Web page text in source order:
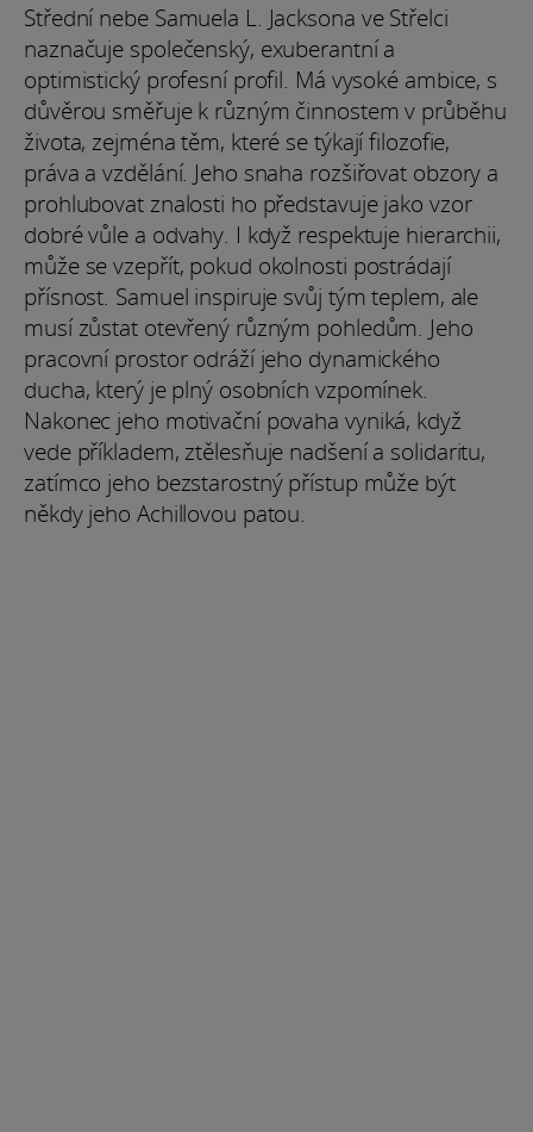
Střední nebe Samuela L. Jacksona ve Střelci
naznačuje společenský, exuberantní a
optimistický profesní profil. Má vysoké ambice, s
důvěrou směřuje k různým činnostem v průběhu
života, zejména těm, které se týkají filozofie,
práva a vzdělání. Jeho snaha rozšiřovat obzory a
prohlubovat znalosti ho představuje jako vzor
dobré vůle a odvahy. I když respektuje hierarchii,
může se vzepřít, pokud okolnosti postrádají
přísnost. Samuel inspiruje svůj tým teplem, ale
musí zůstat otevřený různým pohledům. Jeho
pracovní prostor odráží jeho dynamického
ducha, který je plný osobních vzpomínek.
Nakonec jeho motivační povaha vyniká, když
vede příkladem, ztělesňuje nadšení a solidaritu,
zatímco jeho bezstarostný přístup může být
někdy jeho Achillovou patou.